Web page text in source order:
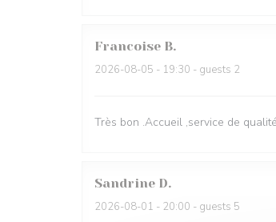
Francoise B
2026-08-05 - 19:30 - guests 2
Très bon .Accueil ,service de
Sandrine D
2026-08-01 - 20:00 - guests 5